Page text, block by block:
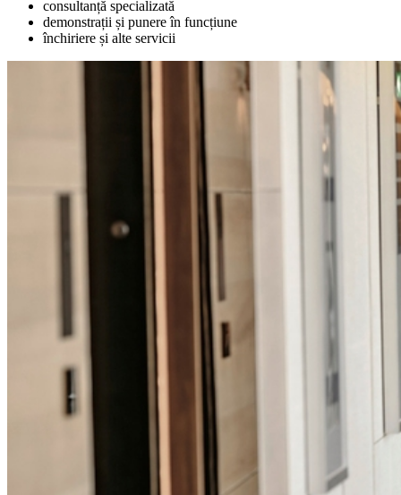
consultanță specializată
demonstrații și punere în funcțiune
închiriere și alte servicii